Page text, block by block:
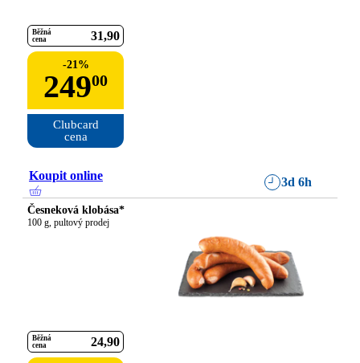
Běžná
cena
31 90
-21%
24900
Clubcard
cena
Koupit online 3d 6h
Česneková klobása*
100 g, pultový prodej
Běžná
cena
24 90